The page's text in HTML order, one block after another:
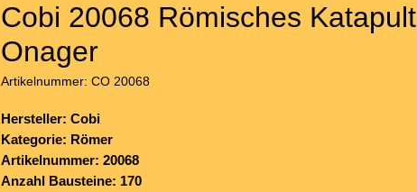
Cobi 20068 Römisches Katapult
Onager
Artikelnummer: CO 20068
Hersteller: Cobi
Kategorie: Römer
Artikelnummer: 20068
Anzahl Bausteine: 170